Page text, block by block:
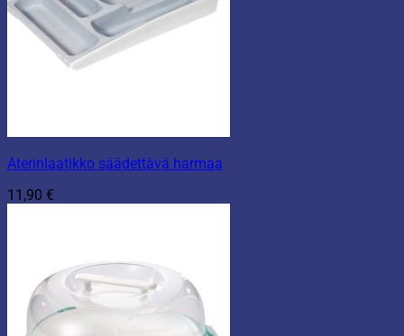
Aterinlaatikko säädettävä harmaa
11,90 €